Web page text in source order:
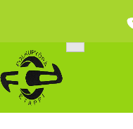
content